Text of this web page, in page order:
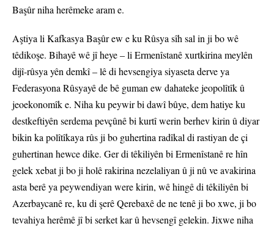
Başûr niha herêmeke aram e.
Aştiya li Kafkasya Başûr ew e ku Rûsya sîh sal in ji bo wê
têdikoşe. Bihayê wê jî heye – li Ermenîstanê xurtkirina meylên
dijî-rûsya yên demkî – lê di hevsengiya siyaseta derve ya
Federasyona Rûsyayê de bê guman ew dahateke jeopolîtîk û
jeoekonomîk e. Niha ku peywir bi dawî bûye, dem hatiye ku
destkeftiyên serdema pevçûnê bi kurtî werin berhev kirin û diyar
bikin ka polîtîkaya rûs ji bo guhertina radîkal di rastiyan de çi
guhertinan hewce dike. Ger di têkiliyên bi Ermenîstanê re hîn
gelek xebat ji bo ji holê rakirina nezelaliyan û ji nû ve avakirina
asta berê ya peywendiyan were kirin, wê hingê di têkiliyên bi
Azerbaycanê re, ku di şerê Qerebaxê de ne tenê ji bo xwe, ji bo
tevahiya herêmê jî bi serket kar û hevsengî gelekin. Jixwe niha